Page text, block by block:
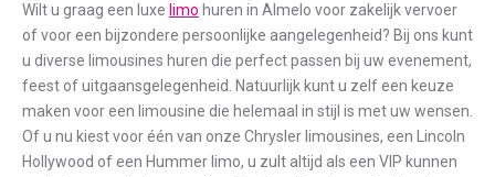
Wilt u graag een luxe limo huren in Almelo voor zakelijk vervoer
of voor een bijzondere persoonlijke aangelegenheid? Bij ons kunt
u diverse limousines huren die perfect passen bij uw evenement,
feest of uitgaansgelegenheid. Natuurlijk kunt u zelf een keuze
maken voor een limousine die helemaal in stijl is met uw wensen.
Of u nu kiest voor één van onze Chrysler limousines, een Lincoln
Hollywood of een Hummer limo, u zult altijd als een VIP kunnen